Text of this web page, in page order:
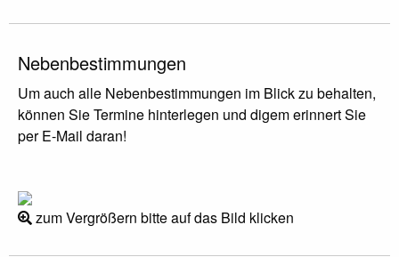
Nebenbestimmungen
Um auch alle Nebenbestimmungen im Blick zu behalten,
können Sie Termine hinterlegen und digem erinnert Sie
per E-Mail daran!
zum Vergrößern bitte auf das Bild klicken